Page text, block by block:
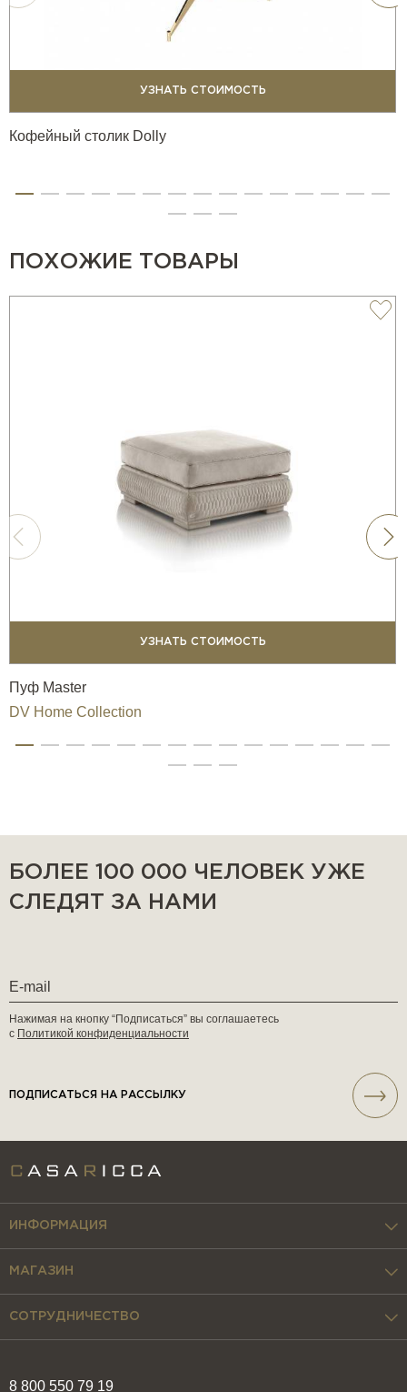
УЗНАТЬ СТОИМОСТЬ
Кофейный столик Dolly
ПОХОЖИЕ ТОВАРЫ
УЗНАТЬ СТОИМОСТЬ
Пуф Master
DV Home Collection
БОЛЕЕ 100 000 ЧЕЛОВЕК УЖЕ
СЛЕДЯТ ЗА НАМИ
Нажимая на кнопку “Подписаться” вы соглашаетесь
с Политикой конфиденциальности
ПОДПИСАТЬСЯ НА РАССЫЛКУ
8 800 550 79 19
ИНФОРМАЦИЯ
МАГАЗИН
СОТРУДНИЧЕСТВО